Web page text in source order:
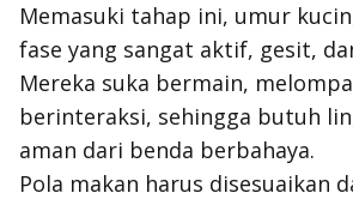
Memasuki tahap ini, umur
fase yang sangat aktif, gesit,
Mereka suka bermain,
berinteraksi, sehingga butuh
aman dari benda berbahaya.
Pola makan harus disesuaikan